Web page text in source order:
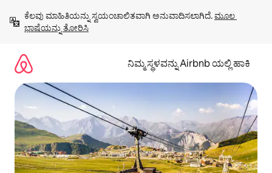
ಹೋಗಿ
ಕೆಲವು ಮಾಹಿತಿಯನ್ನು ಸ್ವಯಂಚಾಲಿತವಾಗಿ ಅನುವಾದಿಸಲಾಗಿದೆ. ಮೂಲ
ಭಾಷೆಯನ್ನು ತೋರಿಸಿ
ನಿಮ್ಮ ಸ್ಥಳವನ್ನು Airbnb ಯಲ್ಲಿ ಹಾಕಿ